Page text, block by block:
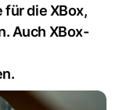
die XBox,
Auch XBox-